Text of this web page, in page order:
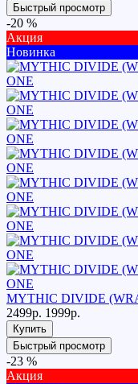
Быстрый просмотр
-20 %
Акция
Новинка
MYTHIC DIVIDE
2499р. 1999р.
Купить
Быстрый просмотр
-23 %
Акция